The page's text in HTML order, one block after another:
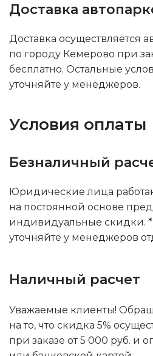
Доставка
Доставка осуществляется
по городу Кемерово при
бесплатно. Остальные
уточняйте у менеджеров.
Условия оплаты
Безналичный
Юридические лица
на постоянной основе
индивидуальные скидки.
уточняйте у менеджеров
Наличный расчет
Уважаемые клиенты!
на то, что скидка 5%
при заказе от 5 000 руб. и